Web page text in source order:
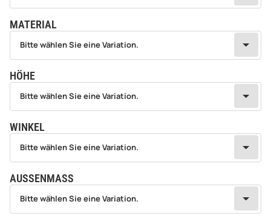
MATERIAL
wählen
Bitte wählen Sie eine Variation.
HÖHE
wählen
Bitte wählen Sie eine Variation.
WINKEL
wählen
Bitte wählen Sie eine Variation.
AUSSENMASS
wählen
Bitte wählen Sie eine Variation.